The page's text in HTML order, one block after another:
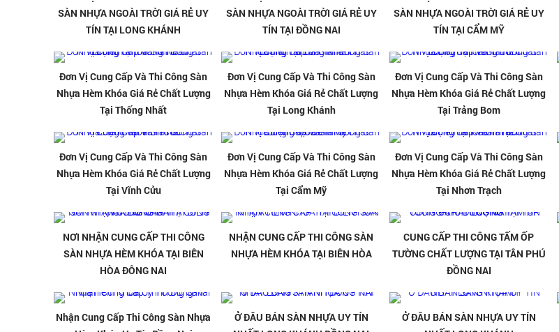
SÀN NHỰA NGOÀI TRỜI GIÁ RẺ UY
TÍN TẠI LONG KHÁNH
SÀN NHỰA NGOÀI TRỜI GIÁ RẺ UY
TÍN TẠI ĐỒNG NAI
SÀN NHỰA NGOÀI TRỜI GIÁ RẺ UY
TÍN TẠI CẨM MỸ
Đơn Vị Cung Cấp Và Thi Công Sàn
Nhựa Hèm Khóa Giá Rẻ Chất Lượng
Tại Thống Nhất
Đơn Vị Cung Cấp Và Thi Công Sàn
Nhựa Hèm Khóa Giá Rẻ Chất Lượng
Tại Long Khánh
Đơn Vị Cung Cấp Và Thi Công Sàn
Nhựa Hèm Khóa Giá Rẻ Chất Lượng
Tại Trảng Bom
Đơn Vị Cung Cấp Và Thi Công Sàn
Nhựa Hèm Khóa Giá Rẻ Chất Lượng
Tại Vĩnh Cửu
Đơn Vị Cung Cấp Và Thi Công Sàn
Nhựa Hèm Khóa Giá Rẻ Chất Lượng
Tại Cẩm Mỹ
Đơn Vị Cung Cấp Và Thi Công Sàn
Nhựa Hèm Khóa Giá Rẻ Chất Lượng
Tại Nhơn Trạch
NƠI NHẬN CUNG CẤP THI CÔNG
SÀN NHỰA HÈM KHÓA TẠI BIÊN
HÒA ĐÔNG NAI
NHẬN CUNG CẤP THI CÔNG SÀN
NHỰA HÈM KHÓA TẠI BIÊN HÒA
CUNG CẤP THI CÔNG TẤM ỐP
TƯỜNG CHẤT LƯỢNG TẠI TÂN PHÚ
ĐỒNG NAI
Nhận Cung Cấp Thi Công Sàn Nhựa
Ở ĐÂU BÁN SÀN NHỰA UY TÍN
Ở ĐÂU BÁN SÀN NHỰA UY TÍN